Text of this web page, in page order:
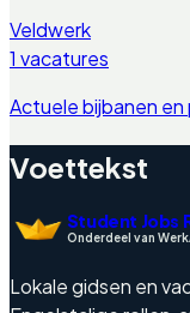
Veldwerk
1 vacatures
Actuele bijbanen
Voettekst
Student Jobs
Onderdeel van
Lokale gidsen en